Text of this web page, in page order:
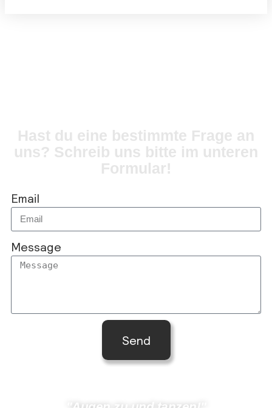
Hast du eine bestimmte Frage an
uns? Schreib uns bitte im unteren
Formular!
Email
Message
Send